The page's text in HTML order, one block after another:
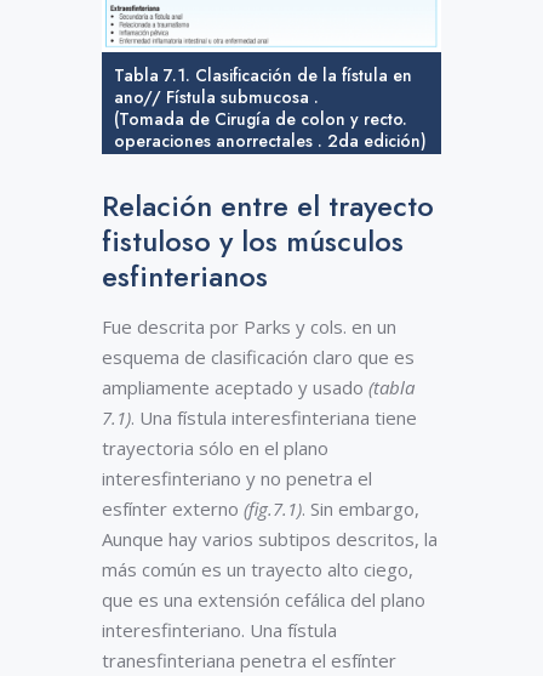
Tabla 7.1. Clasificación de la fístula en
ano// Fístula submucosa .
(Tomada de Cirugía de colon y recto.
operaciones anorrectales . 2da edición)
Relación entre el trayecto
fistuloso y los músculos
esfinterianos
Fue descrita por Parks y cols. en un
esquema de clasificación claro que es
ampliamente aceptado y usado (tabla
7.1). Una fístula interesfinteriana tiene
trayectoria sólo en el plano
interesfinteriano y no penetra el
esfínter externo (fig.7.1). Sin embargo,
Aunque hay varios subtipos descritos, la
más común es un trayecto alto ciego,
que es una extensión cefálica del plano
interesfinteriano. Una fístula
tranesfinteriana penetra el esfínter